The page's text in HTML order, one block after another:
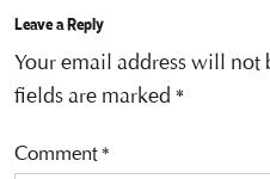
Leave a Reply
Your email address will not
fields are marked *
Comment*